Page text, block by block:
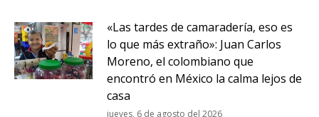
«Las tardes de camaradería, eso es
lo que más extraño»: Juan Carlos
Moreno, el colombiano que
encontró en México la calma lejos de
casa
jueves, 6 de agosto del 2026